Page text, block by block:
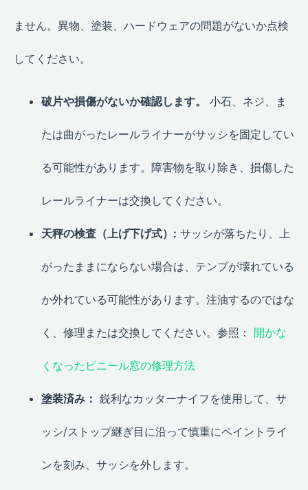
ません。異物、塗装、ハードウェアの問題がないか点検
してください。
破片や損傷がないか確認します。 小石、ネジ、ま
たは曲がったレールライナーがサッシを固定してい
る可能性があります。障害物を取り除き、損傷した
レールライナーは交換してください。
天秤の検査（上げ下げ式）: サッシが落ちたり、上
がったままにならない場合は、テンプが壊れている
か外れている可能性があります。注油するのではな
く、修理または交換してください。参照： 開かな
くなったビニール窓の修理方法
塗装済み： 鋭利なカッターナイフを使用して、サ
ッシ/ストップ継ぎ目に沿って慎重にペイントライ
ンを刻み、サッシを外します。